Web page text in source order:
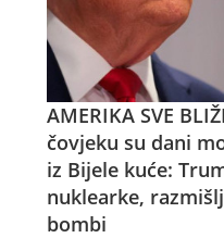
AMERIKA SVE
čovjeku su dani
iz Bijele kuće:
nuklearke,
bombi